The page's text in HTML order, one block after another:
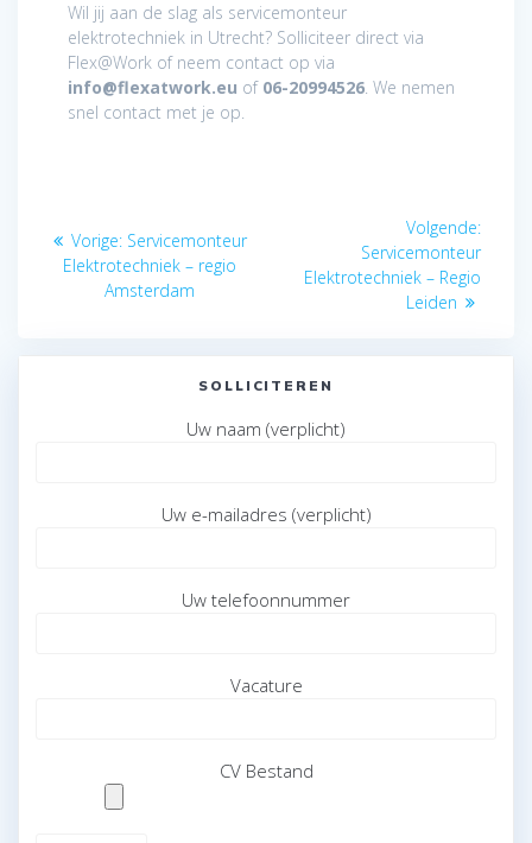
Wil jij aan de slag als servicemonteur
elektrotechniek in Utrecht? Solliciteer direct via
Flex@Work of neem contact op via
info@flexatwork.eu of 06-20994526. We nemen
snel contact met je op.
navigatie
Vorige: Vorig
bericht:
Servicemonteur
Elektrotechniek – regio
Amsterdam
Volgende:
Servicemonteur
Elektrotechniek – Regio
Leiden
SOLLICITEREN
Uw naam (verplicht)
Uw e-mailadres (verplicht)
Uw telefoonnummer
Vacature
CV Bestand